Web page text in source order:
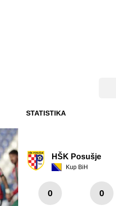
STATISTIKA
HŠK Posušje
Kup BiH
0 0